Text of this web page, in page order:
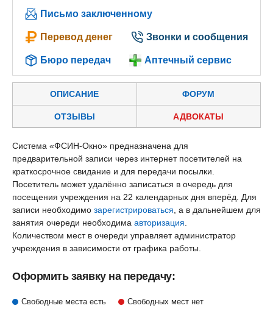
Письмо заключенному
Перевод денег Звонки и сообщения
Бюро передач Аптечный сервис
ОПИСАНИЕ ФОРУМ
ОТЗЫВЫ АДВОКАТЫ
Система «ФСИН-Окно» предназначена для
предварительной записи через интернет посетителей на
краткосрочное свидание и для передачи посылки.
Посетитель может удалённо записаться в очередь для
посещения учреждения на 22 календарных дня вперёд. Для
записи необходимо зарегистрироваться , а в дальнейшем для
занятия очереди необходима авторизация
Количеством мест в очереди управляет администратор
учреждения в зависимости от графика работы.
Оформить заявку на передачу:
Свободные места есть
Свободных мест нет